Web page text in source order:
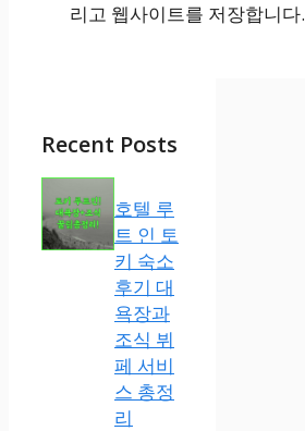
리고 웹사이트를 저장합니다.
Recent Posts
호텔 루
트 인 토
키 숙소
후기 대
욕장과
조식 뷔
페 서비
스 총정
리